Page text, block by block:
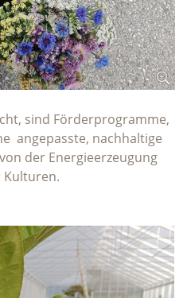
sind Förderprogramme,
angepasste, nachhaltige
der Energieerzeugung
Kulturen.